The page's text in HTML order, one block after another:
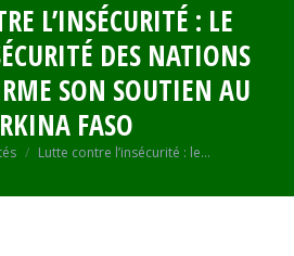
L’INSÉCURITÉ : LE
DES NATIONS
SON SOUTIEN AU
FASO
Lutte contre l’insécurité : le…